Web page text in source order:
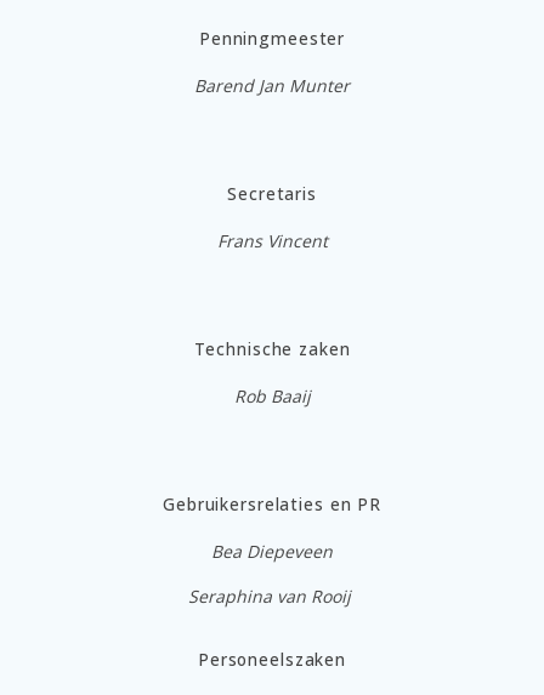
Penningmeester
Barend Jan Munter
Secretaris
Frans Vincent
Technische zaken
Rob Baaij
Gebruikersrelaties en PR
Bea Diepeveen
Seraphina van Rooij
Personeelszaken